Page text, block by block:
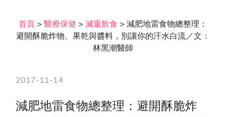
首頁 > 醫療保健 > 減重飲食 > 減肥地雷食物總整理：
避開酥脆炸物、果乾與醬料，別讓你的汗水白流／文：
林黑潮醫師
2017-11-14
減肥地雷食物總整理：避開酥脆炸